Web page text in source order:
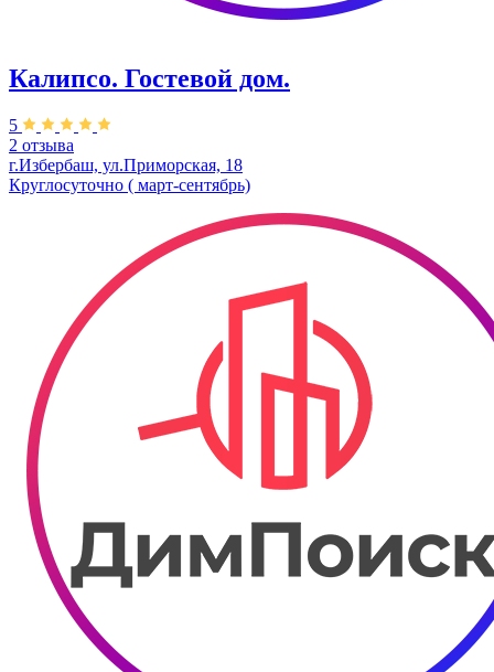
Калипсо. Гостевой дом.
5
2 отзыва
г.Избербаш, ул.Приморская, 18
Круглосуточно ( март-сентябрь)